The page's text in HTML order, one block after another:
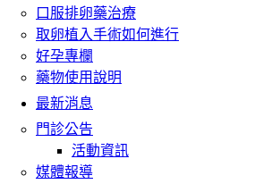
口服排卵藥治療
取卵植入手術如何進行
好孕專欄
藥物使用說明
最新消息
門診公告
活動資訊
媒體報導